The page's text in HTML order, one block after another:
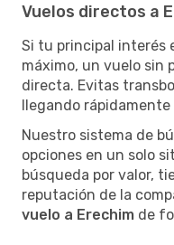
Vuelos directos a
Si tu principal interés
máximo, un vuelo sin
directa. Evitas
llegando
Nuestro sistema de
opciones en un solo
búsqueda por valor,
reputación de la
vuelo a Erechim de